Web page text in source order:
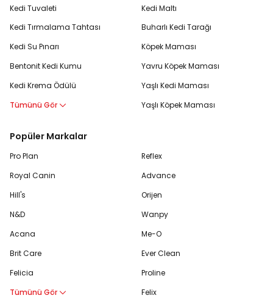
Kedi Tuvaleti
Kedi Tırmalama Tahtası
Kedi Su Pınarı
Bentonit Kedi Kumu
Kedi Krema Ödülü
Tümünü Gör
Kedi Maltı
Buharlı Kedi Tarağı
Köpek Maması
Yavru Köpek Maması
Yaşlı Kedi Maması
Yaşlı Köpek Maması
Popüler Markalar
Pro Plan
Royal Canin
Hill's
N&D
Acana
Brit Care
Felicia
Tümünü Gör
Reflex
Advance
Orijen
Wanpy
Me-O
Ever Clean
Proline
Felix